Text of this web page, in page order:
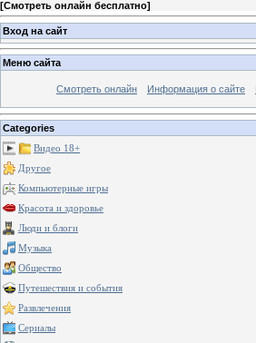
[Смотреть онлайн бесплатно]
Вход на сайт
Меню сайта
Смотреть онлайн Информация о сайте
Categories
Видео 18+
Другое
Компьютерные игры
Красота и здоровье
Люди и блоги
Музыка
Общество
Путешествия и события
Развлечения
Сериалы